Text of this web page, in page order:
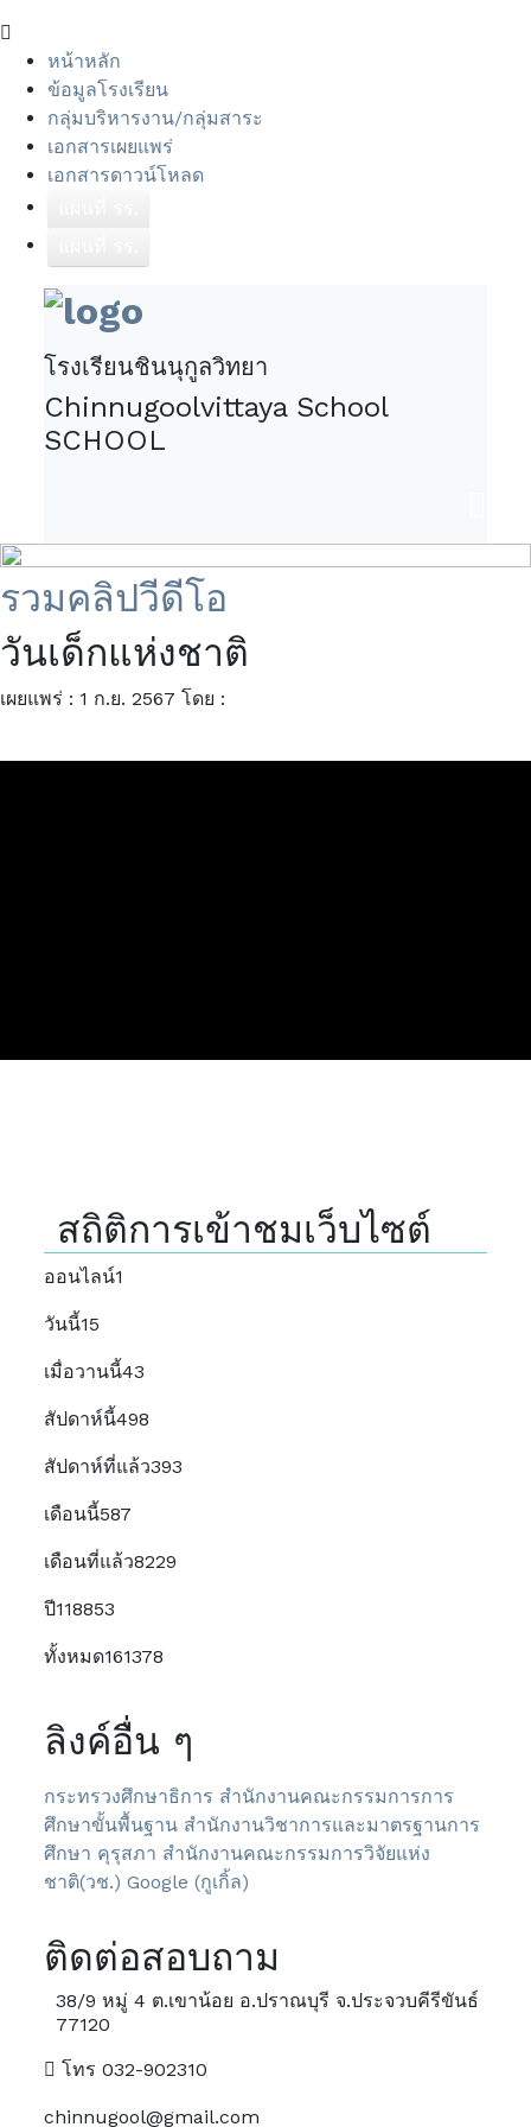
หน้าหลัก
ข้อมูลโรงเรียน
กลุ่มบริหารงาน/กลุ่มสาระ
เอกสารเผยแพร่
เอกสารดาวน์โหลด
โรงเรียนชินนุกูลวิทยา
Chinnugoolvittaya School
SCHOOL
รวมคลิปวีดีโอ
วันเด็กแห่งชาติ
เผยแพร่ : 1 ก.ย. 2567 โดย :
สถิติการเข้าชมเว็บไซต์
ออนไลน์1
วันนี้15
เมื่อวานนี้43
สัปดาห์นี้498
สัปดาห์ที่แล้ว393
เดือนนี้587
เดือนที่แล้ว8229
ปี118853
ทั้งหมด161378
ลิงค์อื่น ๆ
กระทรวงศึกษาธิการ สำนักงานคณะกรรมการการ
ศึกษาขั้นพื้นฐาน สำนักงานวิชาการและมาตรฐานการ
ศึกษา คุรุสภา สำนักงานคณะกรรมการวิจัยแห่ง
ชาติ(วช.) Google (กูเกิ้ล)
ติดต่อสอบถาม
38/9 หมู่ 4 ต.เขาน้อย อ.ปราณบุรี จ.ประจวบคีรีขันธ์
77120
โทร 032-902310
chinnugool@gmail.com